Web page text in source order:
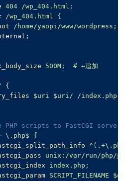
404 /wp_404.html;
/wp_404.html {
/home/yaopi/www/wordpress;
500M ; # ←追加
{
$uri $uri/ /index.php;
PHP scripts to FastCGI server
\.php$ {
unix:/var/run/php/
index.php;
SCRIPT_FILENAME